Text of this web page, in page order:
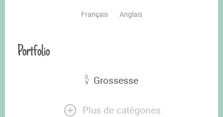
Français Anglais
Portfolio
Grossesse
Plus de catégories